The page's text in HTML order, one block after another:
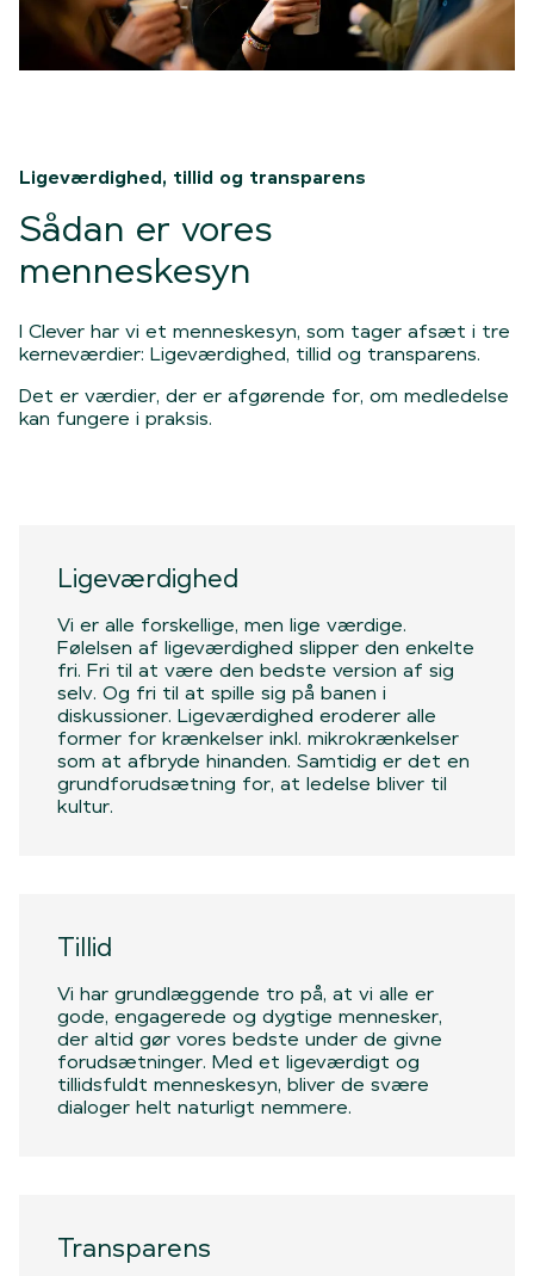
Ligeværdighed, tillid og transparens
Sådan er vores
menneskesyn
I Clever har vi et menneskesyn, som tager afsæt i tre
kerneværdier: Ligeværdighed, tillid og transparens.
Det er værdier, der er afgørende for, om medledelse
kan fungere i praksis.
Ligeværdighed
Vi er alle forskellige, men lige værdige.
Følelsen af ligeværdighed slipper den enkelte
fri. Fri til at være den bedste version af sig
selv. Og fri til at spille sig på banen i
diskussioner. Ligeværdighed eroderer alle
former for krænkelser inkl. mikrokrænkelser
som at afbryde hinanden. Samtidig er det en
grundforudsætning for, at ledelse bliver til
kultur.
Tillid
Vi har grundlæggende tro på, at vi alle er
gode, engagerede og dygtige mennesker,
der altid gør vores bedste under de givne
forudsætninger. Med et ligeværdigt og
tillidsfuldt menneskesyn, bliver de svære
dialoger helt naturligt nemmere.
Transparens